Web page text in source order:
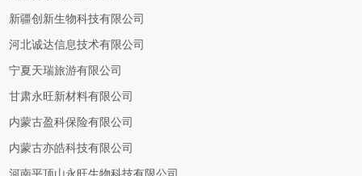
新疆创新生物科技有限公司
河北诚达信息技术有限公司
宁夏天瑞旅游有限公司
甘肃永旺新材料有限公司
内蒙古盈科保险有限公司
内蒙古亦皓科技有限公司